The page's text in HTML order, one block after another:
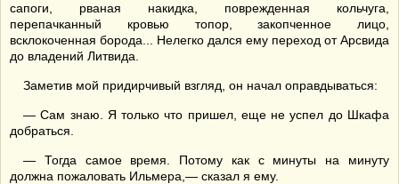
сапоги, рваная накидка, поврежденная кольчуга,
перепачканный кровью топор, закопченное лицо,
всклокоченная борода... Нелегко дался ему переход от Арсвида
до владений Литвида.
Заметив мой придирчивый взгляд, он начал оправдываться:
— Сам знаю. Я только что пришел, еще не успел до Шкафа
добраться.
— Тогда самое время. Потому как с минуты на минуту
должна пожаловать Ильмера,— сказал я ему.